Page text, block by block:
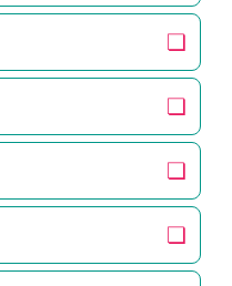
❏
❏
❏
❏